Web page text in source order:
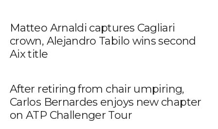
Matteo Arnaldi captures Cagliari
crown, Alejandro Tabilo wins second
Aix title
After retiring from chair umpiring,
Carlos Bernardes enjoys new chapter
on ATP Challenger Tour